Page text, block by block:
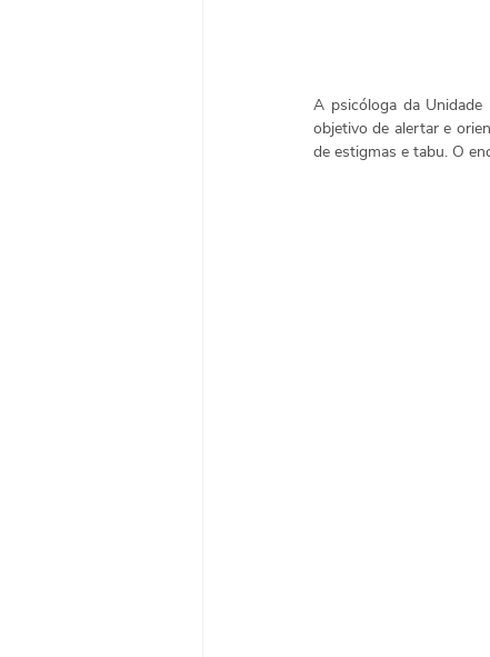
A psicóloga da Unidade
objetivo de alertar e
de estigmas e tabu. O